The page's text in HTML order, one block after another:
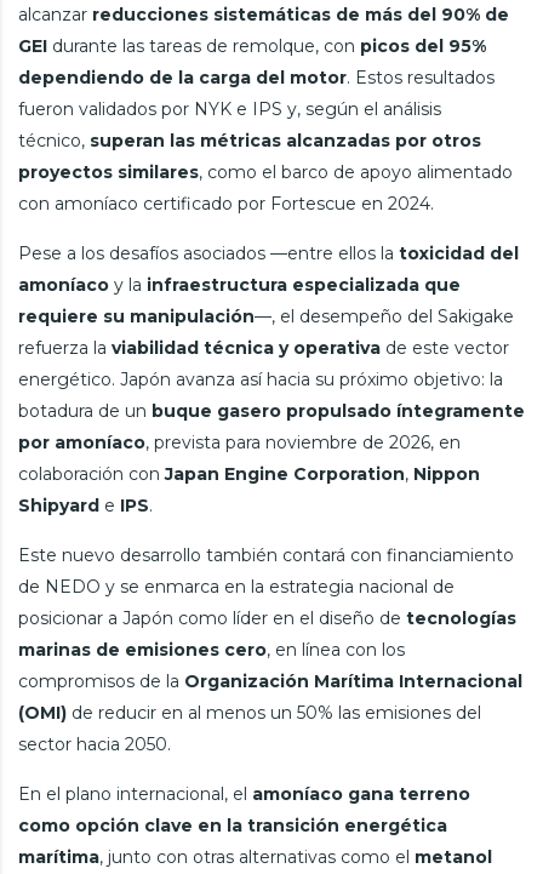
alcanzar reducciones sistemáticas de más del 90% de
GEI durante las tareas de remolque, con picos del 95%
dependiendo de la carga del motor. Estos resultados
fueron validados por NYK e IPS y, según el análisis
técnico, superan las métricas alcanzadas por otros
proyectos similares, como el barco de apoyo alimentado
con amoníaco certificado por Fortescue en 2024.
Pese a los desafíos asociados —entre ellos la toxicidad del
amoníaco y la infraestructura especializada que
requiere su manipulación—, el desempeño del Sakigake
refuerza la viabilidad técnica y operativa de este vector
energético. Japón avanza así hacia su próximo objetivo: la
botadura de un buque gasero propulsado íntegramente
por amoníaco, prevista para noviembre de 2026, en
colaboración conJapan Engine Corporation, Nippon
Shipyard e IPS.
Este nuevo desarrollo también contará con financiamiento
de NEDO y se enmarca en la estrategia nacional de
posicionar a Japón como líder en el diseño de tecnologías
marinas de emisiones cero, en línea con los
compromisos de la Organización Marítima Internacional
(OMI) de reducir en al menos un 50% las emisiones del
sector hacia 2050.
En el plano internacional, el amoníaco gana terreno
como opción clave en la transición energética
marítima, junto con otras alternativas como el metanol